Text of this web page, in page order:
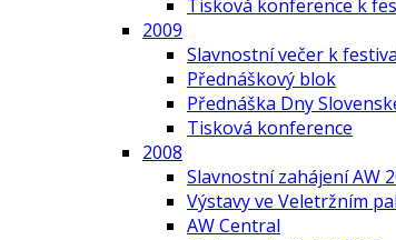
Tisková konference k
2009
Slavnostní večer k
Přednáškový blok
Přednáška Dny
Tisková konference
2008
Slavnostní zahájení AW
Výstavy ve Veletržním
AW Central